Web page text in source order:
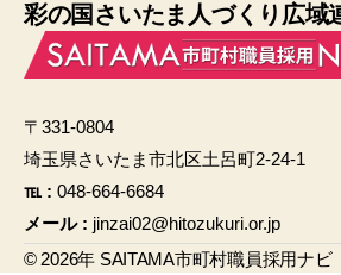
c
e
o
o
k
ail
彩の国さいたま人づくり広域
〒331-0804
埼玉県さいたま市北区土呂町2-24-1
℡ : 048-664-6684
メール : jinzai02@hitozukuri.or.jp
© 2026年 SAITAMA市町村職員採用ナビ